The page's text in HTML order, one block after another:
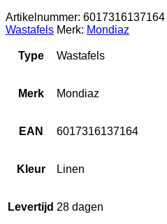
Artikelnummer: 6017316137164
Wastafels Merk: Mondiaz
Type Wastafels
Merk Mondiaz
EAN 6017316137164
Kleur Linen
Levertijd 28 dagen